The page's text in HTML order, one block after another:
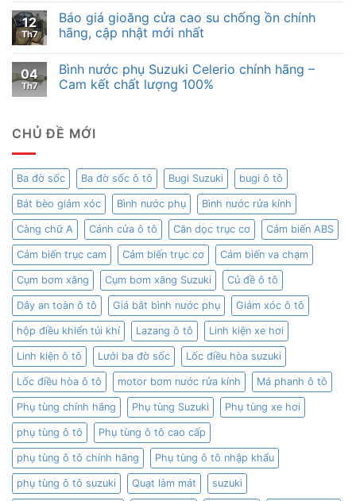
12
Th7
Báo giá gioăng cửa cao su chống ồn chính
hãng, cập nhật mới nhất
04
Th7
Bình nước phụ Suzuki Celerio chính hãng –
Cam kết chất lượng 100%
CHỦ ĐỀ MỚI
Ba đờ sốc Ba đờ sốc ô tô Bugi Suzuki bugi ô tô
Bát bèo giảm xóc Bình nước phụ Bình nước rửa kính
Càng chữ A Cánh cửa ô tô Căn dọc trục cơ Cảm biến ABS
Cảm biến trục cam Cảm biến trục cơ Cảm biến va chạm
Cụm bơm xăng Cụm bơm xăng Suzuki Củ đề ô tô
Dây an toàn ô tô Giá bắt bình nước phụ Giảm xóc ô tô
hộp điều khiển túi khí Lazang ô tô Linh kiện xe hơi
Linh kiện ô tô Lưới ba đờ sốc Lốc điều hòa suzuki
Lốc điều hòa ô tô motor bơm nước rửa kính Má phanh ô tô
Phụ tùng chính hãng Phụ tùng Suzuki Phụ tùng xe hơi
phụ tùng ô tô Phụ tùng ô tô cao cấp
phụ tùng ô tô chính hãng Phụ tùng ô tô nhập khẩu
phụ tùng ô tô suzuki Quạt làm mát suzuki